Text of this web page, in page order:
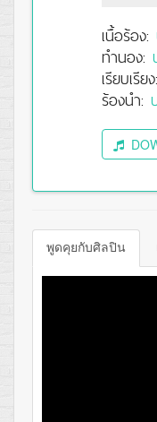
เนื้อร้อง:
ทำนอง:
เรียบเรี
ร้องนำ:
พูดคุยกับศิลปิน